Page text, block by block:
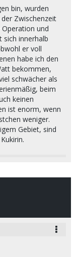
bin, wurden
Zwischenzeit
und
sich innerhalb
er voll
habe ich den
bekommen,
schwächer als
beim
keinen
ist enorm, wenn
weniger.
Gebiet, sind